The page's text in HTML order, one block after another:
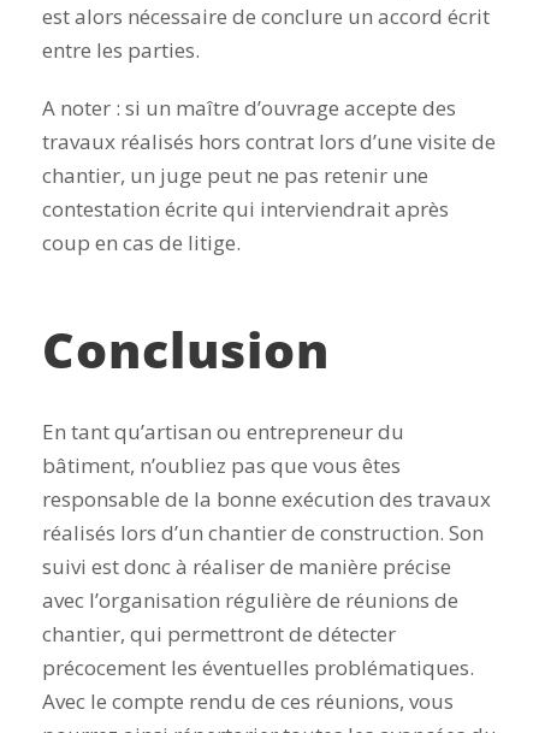
est alors nécessaire de conclure un accord écrit
entre les parties.
A noter : si un maître d’ouvrage accepte des
travaux réalisés hors contrat lors d’une visite de
chantier, un juge peut ne pas retenir une
contestation écrite qui interviendrait après
coup en cas de litige.
Conclusion
En tant qu’artisan ou entrepreneur du
bâtiment, n’oubliez pas que vous êtes
responsable de la bonne exécution des travaux
réalisés lors d’un chantier de construction. Son
suivi est donc à réaliser de manière précise
avec l’organisation régulière de réunions de
chantier, qui permettront de détecter
précocement les éventuelles problématiques.
Avec le compte rendu de ces réunions, vous